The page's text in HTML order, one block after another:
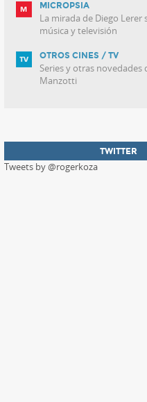
MICROPSIA
La mirada de Diego Lerer
música y televisión
OTROS CINES / TV
Series y otras novedades
Manzotti
TWITTER
Tweets by @rogerkoza